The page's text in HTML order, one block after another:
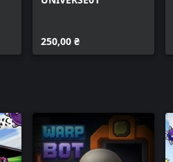
250,00 ₴